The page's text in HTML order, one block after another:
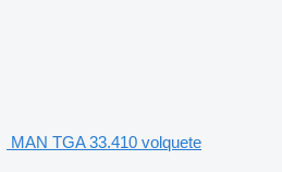
MAN TGA 33.410 volquete